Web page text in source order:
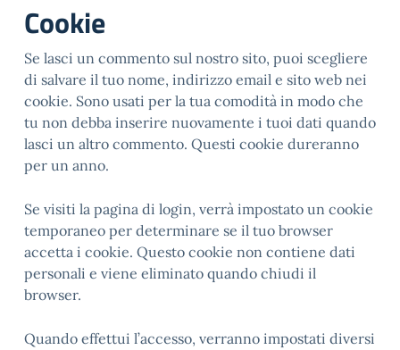
Cookie
Se lasci un commento sul nostro sito, puoi scegliere
di salvare il tuo nome, indirizzo email e sito web nei
cookie. Sono usati per la tua comodità in modo che
tu non debba inserire nuovamente i tuoi dati quando
lasci un altro commento. Questi cookie dureranno
per un anno.
Se visiti la pagina di login, verrà impostato un cookie
temporaneo per determinare se il tuo browser
accetta i cookie. Questo cookie non contiene dati
personali e viene eliminato quando chiudi il
browser.
Quando effettui l’accesso, verranno impostati diversi